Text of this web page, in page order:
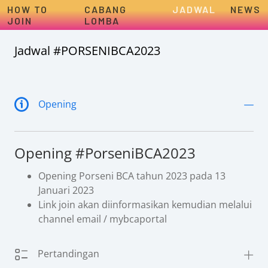
Jadwal #PORSENIBCA2023
Opening
Opening #PorseniBCA2023
Opening Porseni BCA tahun 2023 pada 13
Januari 2023
Link join akan diinformasikan kemudian melalui
channel email / mybcaportal
Pertandingan
HOW TO
JOIN
CABANG
LOMBA
JADWAL NEWS